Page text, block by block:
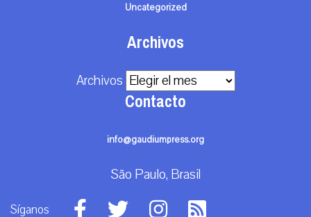
Uncategorized
Archivos
Archivos
Contacto
info@gaudiumpress.org
São Paulo, Brasil
Síganos